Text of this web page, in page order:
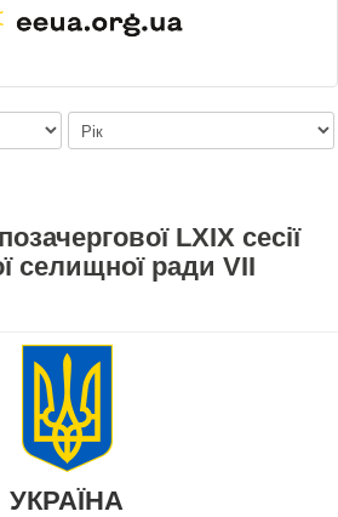
LXIX сесії
селищної ради VII
УКРАЇНА